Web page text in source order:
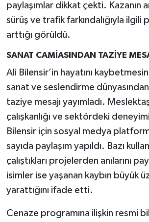
paylaşımlar dikkat çekti. Kazanın
sürüş ve trafik farkındalığıyla ilgili
arttığı görüldü.
SANAT CAMİASINDAN TAZİYE
Ali Bilensir’in hayatını
sanat ve seslendirme
taziye mesajı yayımladı.
çalışkanlığı ve sektördeki
Bilensir için sosyal medya
sayıda paylaşım yapıldı. Bazı
çalıştıkları projelerden anılarını
isimler ise yaşanan kaybın büyük
yarattığını ifade etti.
Cenaze programına ilişkin resmi